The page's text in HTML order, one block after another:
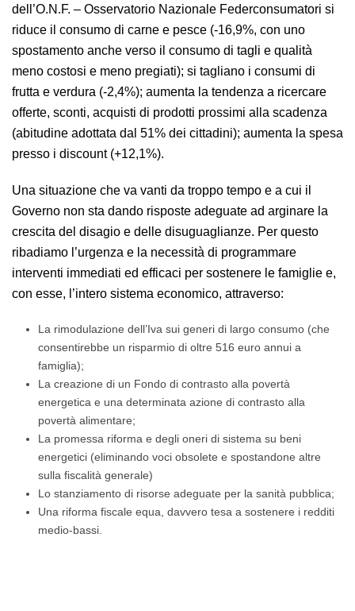
dell’O.N.F. – Osservatorio Nazionale Federconsumatori si
riduce il consumo di carne e pesce (-16,9%, con uno
spostamento anche verso il consumo di tagli e qualità
meno costosi e meno pregiati); si tagliano i consumi di
frutta e verdura (-2,4%); aumenta la tendenza a ricercare
offerte, sconti, acquisti di prodotti prossimi alla scadenza
(abitudine adottata dal 51% dei cittadini); aumenta la spesa
presso i discount (+12,1%).
Una situazione che va vanti da troppo tempo e a cui il
Governo non sta dando risposte adeguate ad arginare la
crescita del disagio e delle disuguaglianze. Per questo
ribadiamo l’urgenza e la necessità di programmare
interventi immediati ed efficaci per sostenere le famiglie e,
con esse, l’intero sistema economico, attraverso:
La rimodulazione dell’Iva sui generi di largo consumo (che
consentirebbe un risparmio di oltre 516 euro annui a
famiglia);
La creazione di un Fondo di contrasto alla povertà
energetica e una determinata azione di contrasto alla
povertà alimentare;
La promessa riforma e degli oneri di sistema su beni
energetici (eliminando voci obsolete e spostandone altre
sulla fiscalità generale)
Lo stanziamento di risorse adeguate per la sanità pubblica;
Una riforma fiscale equa, davvero tesa a sostenere i redditi
medio-bassi.